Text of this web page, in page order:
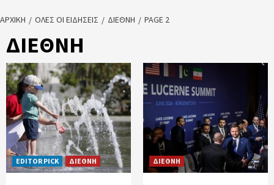
ΑΡΧΙΚΉ ΟΛΕΣ ΟΙ ΕΙΔΗΣΕΙΣ ΔΙΕΘΝΗ PAGE 2
ΔΙΕΘΝΗ
EDITOR PICK ΔΙΕΘΝΗ ΔΙΕΘΝΗ